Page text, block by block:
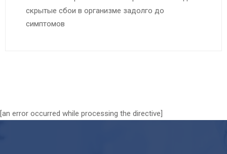
скрытые сбои в организме задолго до
симптомов
[an error occurred while processing the directive]